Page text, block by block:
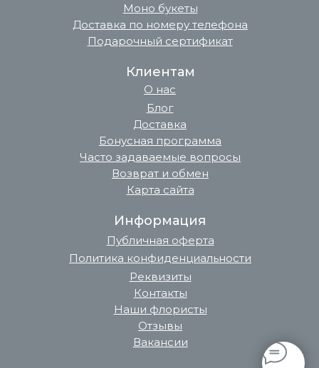
Информация
О нас
Доставка
Часто задаваемые вопросы
Публичная оферта
Реквизиты
Политика конфиденциальности
Блог
Клиентам
Наши флористы
Вакансии
Отзывы
Контакты
Доставка по номеру телефона
Подарочный сертификат
Моно букеты
Бонусная программа
Карта сайта
Возврат и обмен